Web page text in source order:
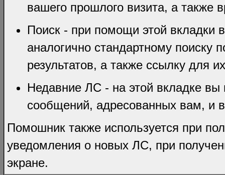
вашего прошлого визита, а также
Поиск - при помощи этой вкладки
аналогично стандартному поиску
результатов, а также ссылку для
Недавние ЛС - на этой вкладке
сообщений, адресованных вам, и
Помошник также используется при
уведомления о новых ЛС, при
экране.